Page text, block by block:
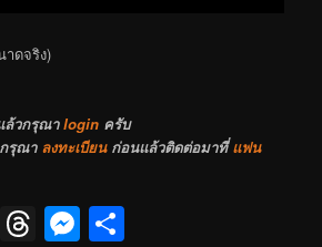
ดจริง)
ล้วกรุณาlogin ครับ
รุณา ลงทะเบียนก่อนแล้วติดต่อมาที่แฟน
X Threads
Messenger